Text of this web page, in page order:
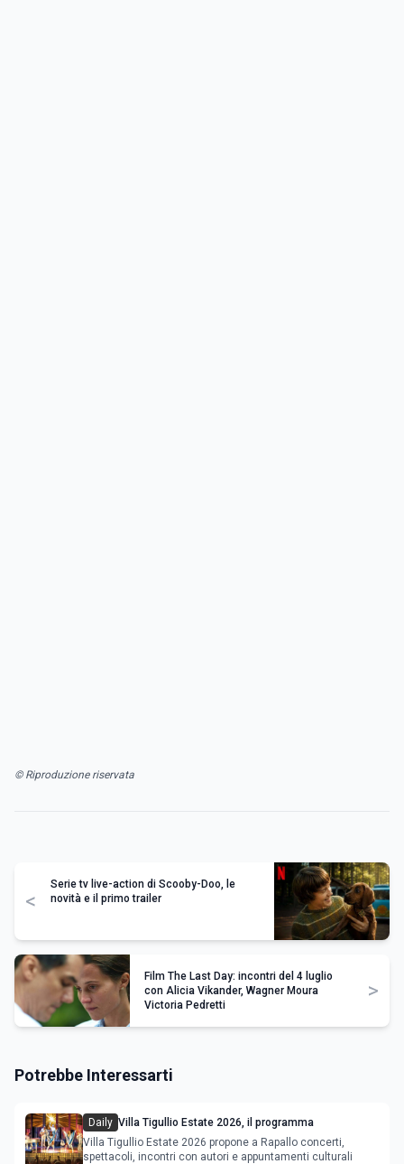
© Riproduzione riservata
<
Serie tv live-action di Scooby-Doo, le
novità e il primo trailer
Film The Last Day: incontri del 4 luglio
con Alicia Vikander, Wagner Moura
Victoria Pedretti
>
Potrebbe Interessarti
Daily Villa Tigullio Estate 2026, il programma
Villa Tigullio Estate 2026 propone a Rapallo concerti,
spettacoli, incontri con autori e appuntamenti culturali